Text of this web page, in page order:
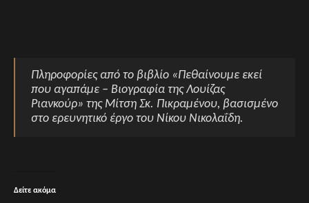
Πληροφορίες από το βιβλίο «Πεθαίνουμε εκεί
που αγαπάμε – Βιογραφία της Λουίζας
Ριανκούρ» της Μίτση Σκ. Πικραµένου, βασισμένο
στο ερευνητικό έργο του Νίκου Νικολαΐδη.
Δείτε ακόμα